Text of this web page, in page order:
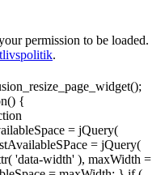
permission to be loaded.
.
{
= jQuery(
= jQuery(
'data-width' ), maxWidth =